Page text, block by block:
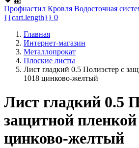
Профнастил Кровля Водосточная
{{cart.length}} 0
Главная
Интернет-магазин
Металлопрокат
Плоские листы
Лист гладкий 0.5 Полиэстер с
1018 цинково-желтый
Лист гладкий 0.5
защитной
цинково-желтый